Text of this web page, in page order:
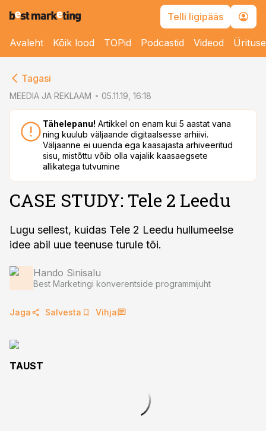
Telli ligipääs
Avaleht Kõik lood TOPid Podcastid Videod
Tagasi
MEEDIA JA REKLAAM 05.11.19, 16:18
Tähelepanu! Artikkel on enam kui 5 aastat vana
ning kuulub väljaande digitaalsesse arhiivi.
Väljaanne ei uuenda ega kaasajasta arhiveeritud
sisu, mistõttu võib olla vajalik kaasaegsete
allikatega tutvumine
CASE STUDY: Tele 2 Leedu
Lugu sellest, kuidas Tele 2 Leedu hullumeelse
idee abil uue teenuse turule tõi.
Hando Sinisalu
Best Marketingi konverentside programmijuht
Jaga Salvesta Vihja
TAUST